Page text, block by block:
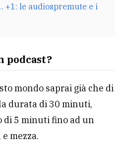
+1: le audiospremute e i
podcast?
mondo saprai già che di
durata di 30 minuti,
di 5 minuti fino ad un
mezza.